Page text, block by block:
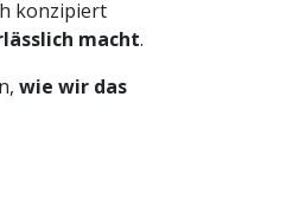
konzipiert
macht.
wie wir das